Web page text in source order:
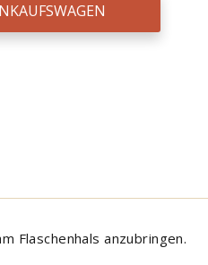
Flaschenhals anzubringen.